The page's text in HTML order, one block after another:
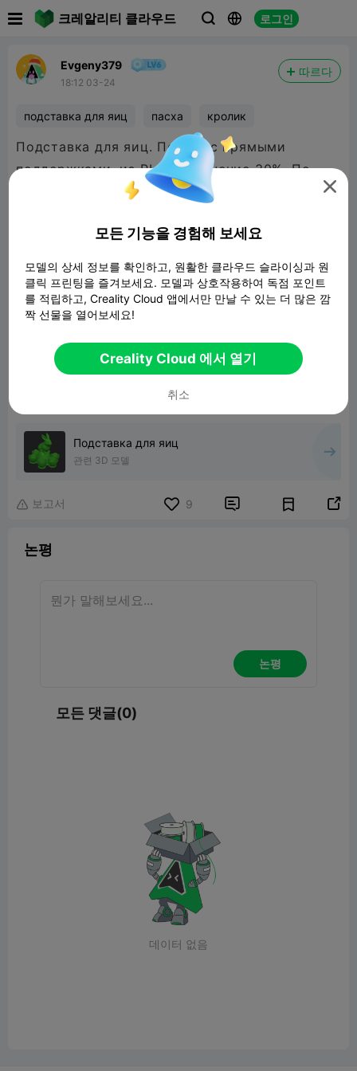
크레알리티 클라우드   로그인
Evgeny379
18:12 03-24
따르다
подставка для яиц пасха кролик
Подставка для яиц. Печать с прямыми
поддержками, из PLA заполнение 30%. По
прочности изделие добротное. Яйца
Подставка для яиц
관련 3D 모델
 보고서 9  
논평
논평
모든 댓글(0)
데이터 없음

모든 기능을 경험해 보세요
모델의 상세 정보를 확인하고, 원활한 클라우드 슬라이싱과 원
클릭 프린팅을 즐겨보세요. 모델과 상호작용하여 독점 포인트
를 적립하고, Creality Cloud 앱에서만 만날 수 있는 더 많은 깜
짝 선물을 열어보세요!
Creality Cloud 에서 열기
취소